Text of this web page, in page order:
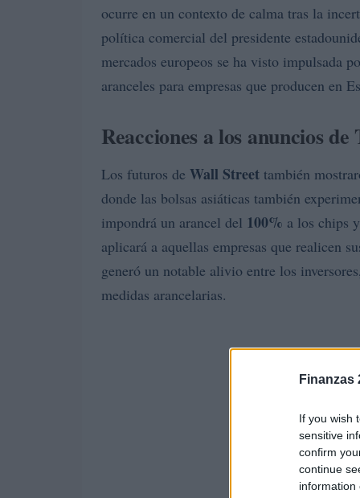
Finanzas
If you wish
sensitive
confirm
continue
information
ocurre en un contexto de calma tras la
política comercial del presidente
mercados europeos se ha visto impulsada
aranceles para empresas que producen en
Reacciones a los anuncios
Los futuros de Wall Street también
donde las bolsas asiáticas también
impondrá un arancel del 100% a los chips
aplicará a aquellas empresas que realicen
generó un notable alivio entre los
medidas arancelarias.